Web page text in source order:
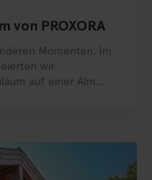
von PROXORA
Momenten. Im
wir
auf einer Alm...